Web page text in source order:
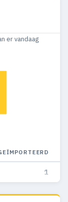
er vandaag
1